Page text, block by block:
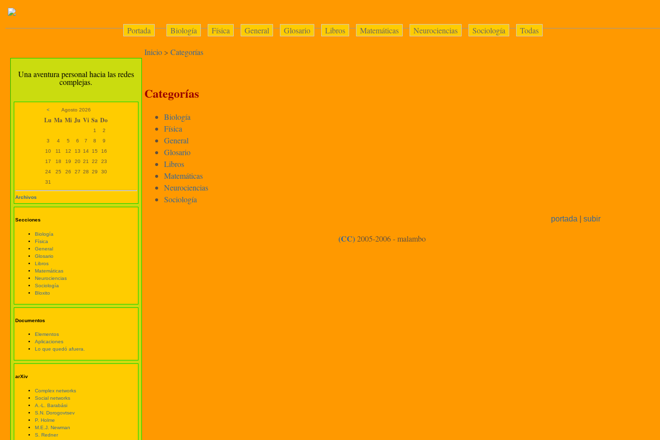
Portada Biología Física General Glosario Libros Matemáticas Neurociencias Sociología Todas
Una aventura personal hacia las redes
complejas.
< Agosto 2026
Lu Ma Mi Ju Vi Sa Do
1
2
3
4 5 6 7 8
9
10
11 12 13 14 15
16
17
18 19 20 21 22
23
24
25 26 27 28 29
30
31
Archivos
Secciones
Biología
Física
General
Glosario
Libros
Matemáticas
Neurociencias
Sociología
Bloxito
Documentos
Elementos
Aplicaciones
Lo que quedó afuera.
arXiv
Complex networks
Social networks
A.-L. Barabási
S.N. Dorogovtsev
P. Holme
M.E.J. Newman
S. Redner
Inicio> Categorías
Categorías
Biología
Física
General
Glosario
Libros
Matemáticas
Neurociencias
Sociología
portada |subir
(CC)2005-2006 - malambo